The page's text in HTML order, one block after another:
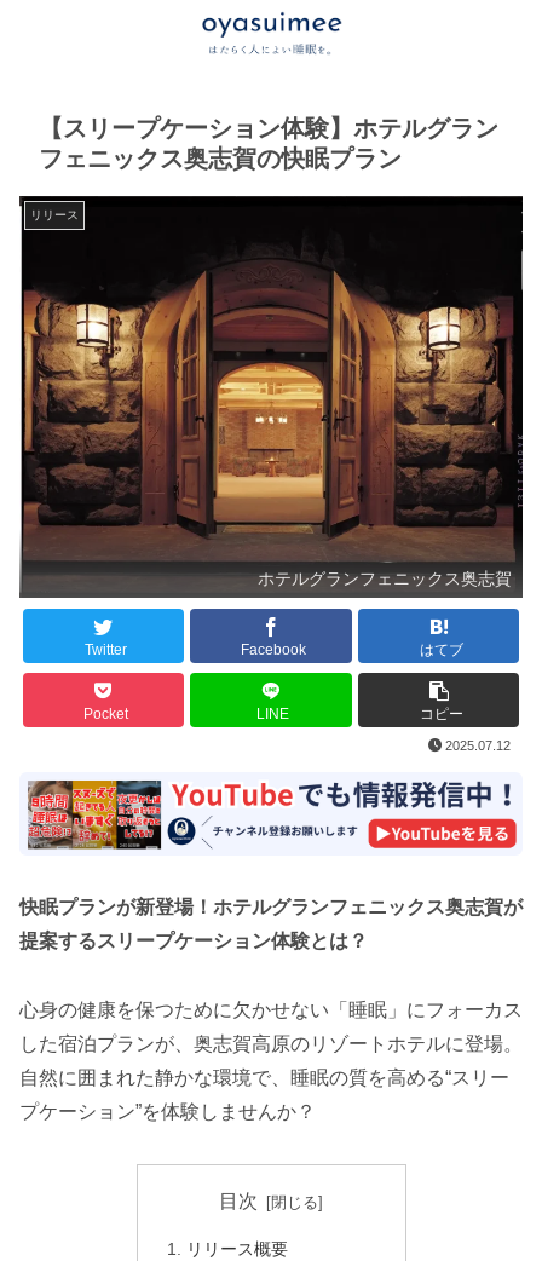
【スリープケーション体験】ホテルグラン
フェニックス奥志賀の快眠プラン
リリース
ホテルグランフェニックス奥志賀
Twitter Facebook はてブ
Pocket LINE コピー
2025.07.12
快眠プランが新登場！ホテルグランフェニックス奥志賀が
提案するスリープケーション体験とは？
心身の健康を保つために欠かせない「睡眠」にフォーカス
した宿泊プランが、奥志賀高原のリゾートホテルに登場。
自然に囲まれた静かな環境で、睡眠の質を高める“スリー
プケーション”を体験しませんか？
目次
リリース概要